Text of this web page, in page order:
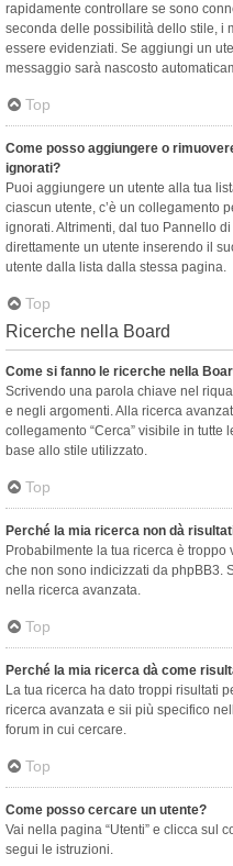
rapidamente controllare se sono
seconda delle possibilità dello stile, i
essere evidenziati. Se aggiungi un
messaggio sarà nascosto
Top
Come posso aggiungere o
ignorati?
Puoi aggiungere un utente alla tua
ciascun utente, c’è un collegamento
ignorati. Altrimenti, dal tuo Pannello
direttamente un utente inserendo il
utente dalla lista dalla stessa pagina.
Top
Ricerche nella Board
Come si fanno le ricerche nella
Scrivendo una parola chiave nel
e negli argomenti. Alla ricerca
collegamento “Cerca” visibile in
base allo stile utilizzato.
Top
Perché la mia ricerca non dà
Probabilmente la tua ricerca è
che non sono indicizzati da phpBB3.
nella ricerca avanzata.
Top
Perché la mia ricerca dà come
La tua ricerca ha dato troppi risultati
ricerca avanzata e sii più specifico
forum in cui cercare.
Top
Come posso cercare un utente?
Vai nella pagina “Utenti” e clicca sul
segui le istruzioni.